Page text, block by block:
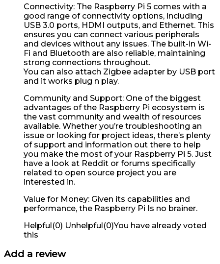
Connectivity: The Raspberry Pi 5 comes with a
good range of connectivity options, including
USB 3.0 ports, HDMI outputs, and Ethernet. This
ensures you can connect various peripherals
and devices without any issues. The built-in Wi-
Fi and Bluetooth are also reliable, maintaining
strong connections throughout.
You can also attach Zigbee adapter by USB port
and it works plug n play.
Community and Support: One of the biggest
advantages of the Raspberry Pi ecosystem is
the vast community and wealth of resources
available. Whether you’re troubleshooting an
issue or looking for project ideas, there’s plenty
of support and information out there to help
you make the most of your Raspberry Pi 5. Just
have a look at Reddit or forums specifically
related to open source project you are
interested in.
Value for Money: Given its capabilities and
performance, the Raspberry Pi Is no brainer.
Helpful(0) Unhelpful(0)You have already voted
this
Add a review